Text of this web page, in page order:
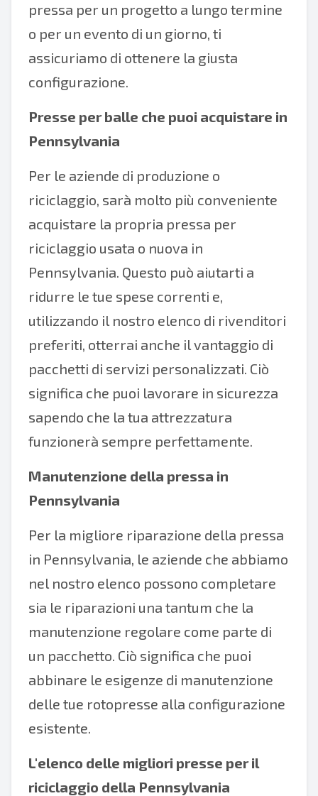
pressa per un progetto a lungo termine
o per un evento di un giorno, ti
assicuriamo di ottenere la giusta
configurazione.
Presse per balle che puoi acquistare in
Pennsylvania
Per le aziende di produzione o
riciclaggio, sarà molto più conveniente
acquistare la propria pressa per
riciclaggio usata o nuova in
Pennsylvania. Questo può aiutarti a
ridurre le tue spese correnti e,
utilizzando il nostro elenco di rivenditori
preferiti, otterrai anche il vantaggio di
pacchetti di servizi personalizzati. Ciò
significa che puoi lavorare in sicurezza
sapendo che la tua attrezzatura
funzionerà sempre perfettamente.
Manutenzione della pressa in
Pennsylvania
Per la migliore riparazione della pressa
in Pennsylvania, le aziende che abbiamo
nel nostro elenco possono completare
sia le riparazioni una tantum che la
manutenzione regolare come parte di
un pacchetto. Ciò significa che puoi
abbinare le esigenze di manutenzione
delle tue rotopresse alla configurazione
esistente.
L'elenco delle migliori presse per il
riciclaggio della Pennsylvania